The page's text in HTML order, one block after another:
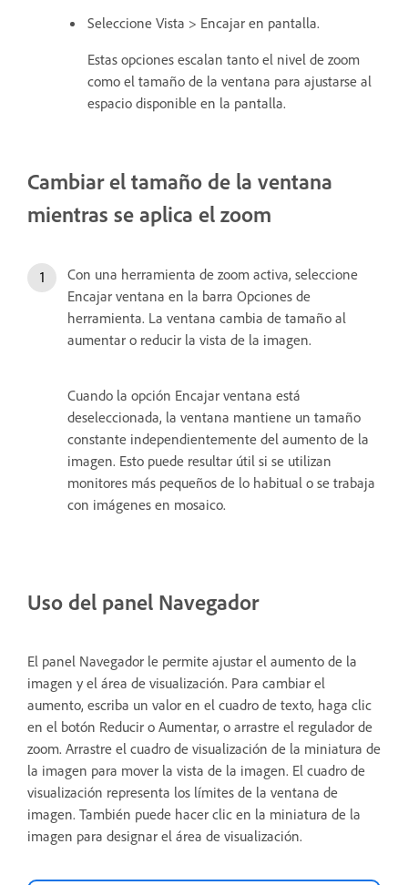
Seleccione Vista > Encajar en pantalla.
Estas opciones escalan tanto el nivel de zoom
como el tamaño de la ventana para ajustarse al
espacio disponible en la pantalla.
Cambiar el tamaño de la ventana
mientras se aplica el zoom
Con una herramienta de zoom activa, seleccione
Encajar ventana en la barra Opciones de
herramienta. La ventana cambia de tamaño al
aumentar o reducir la vista de la imagen.
Cuando la opción Encajar ventana está
deseleccionada, la ventana mantiene un tamaño
constante independientemente del aumento de la
imagen. Esto puede resultar útil si se utilizan
monitores más pequeños de lo habitual o se trabaja
con imágenes en mosaico.
Uso del panel Navegador
El panel Navegador le permite ajustar el aumento de la
imagen y el área de visualización. Para cambiar el
aumento, escriba un valor en el cuadro de texto, haga clic
en el botón Reducir o Aumentar, o arrastre el regulador de
zoom. Arrastre el cuadro de visualización de la miniatura de
la imagen para mover la vista de la imagen. El cuadro de
visualización representa los límites de la ventana de
imagen. También puede hacer clic en la miniatura de la
imagen para designar el área de visualización.